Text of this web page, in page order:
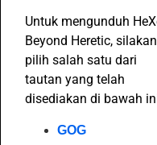
Untuk mengunduh
Beyond Heretic, silakan
pilih salah satu dari
tautan yang telah
disediakan di bawah
GOG